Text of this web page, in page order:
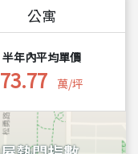
公寓
半年內平均單價
73.77 萬/坪